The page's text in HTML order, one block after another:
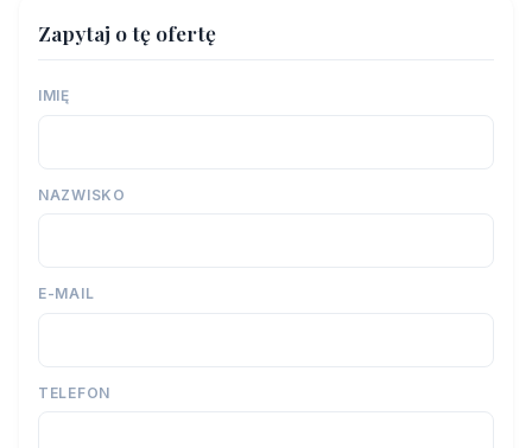
Zapytaj o tę ofertę
IMIĘ
NAZWISKO
E-MAIL
TELEFON